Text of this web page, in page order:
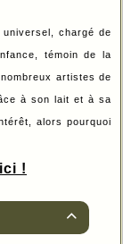

chargé de
témoin de la
artistes de
à son lait et à sa
alors pourquoi
!